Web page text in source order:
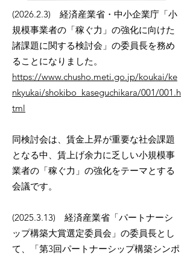
(2026.2.3) 経済産業省・中小企業庁「小
規模事業者の「稼ぐ力」の強化に向けた
諸課題に関する検討会」の委員長を務め
ることになりました。
https://www.chusho.meti.go.jp/koukai/ke
nkyukai/shokibo_kaseguchikara/001/001.h
tml
同検討会は、賃金上昇が重要な社会課題
となる中、賃上げ余力に乏しい小規模事
業者の「稼ぐ力」の強化をテーマとする
会議です。
(2025.3.13)
経済産業省「パートナーシ
ップ構築大賞選定委員会」の委員長とし
て、「第3回パートナーシップ構築シンポ